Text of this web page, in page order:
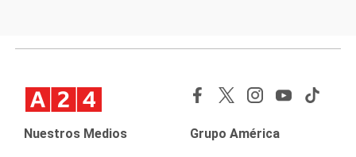
Nuestros Medios Grupo América